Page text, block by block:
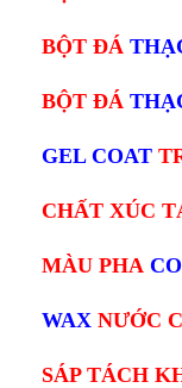
BỘT ĐÁ
BỘT ĐÁ
GEL COAT
CHẤT XÚC
MÀU PHA
WAX NƯỚC
SÁP TÁCH